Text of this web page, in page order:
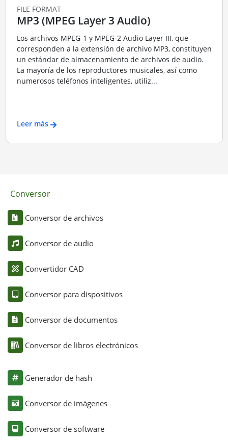
FILE FORMAT
MP3 (MPEG Layer 3 Audio)
Los archivos MPEG-1 y MPEG-2 Audio Layer III, que
corresponden a la extensión de archivo MP3, constituyen
un estándar de almacenamiento de archivos de audio.
La mayoría de los reproductores musicales, así como
numerosos teléfonos inteligentes, utiliz...
Leer más
Conversor
Conversor de archivos
Conversor de audio
Convertidor CAD
Conversor para dispositivos
Conversor de documentos
Conversor de libros electrónicos
Generador de hash
Conversor de imágenes
Conversor de software